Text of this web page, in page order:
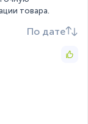
тысячи
сделать
согласно
рост
товара.
По дате